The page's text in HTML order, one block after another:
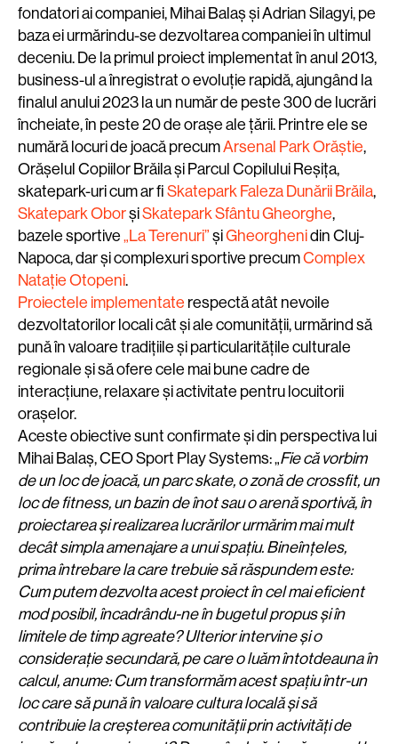
fondatori ai companiei, Mihai Balaș și Adrian Silagyi, pe
baza ei urmărindu-se dezvoltarea companiei în ultimul
deceniu. De la primul proiect implementat în anul 2013,
business-ul a înregistrat o evoluție rapidă, ajungând la
finalul anului 2023 la un număr de peste 300 de lucrări
încheiate, în peste 20 de orașe ale țării. Printre ele se
numără locuri de joacă precumArsenal Park Orăștie,
Orășelul Copiilor Brăila și Parcul Copilului Reșița,
skatepark-uri cum ar fi Skatepark Faleza Dunării Brăila,
Skatepark OborșiSkatepark Sfântu Gheorghe,
bazele sportive „La Terenuri” șiGheorghenidin Cluj-
Napoca, dar și complexuri sportive precumComplex
Natație Otopeni.
Proiectele implementate respectă atât nevoile
dezvoltatorilor locali cât și ale comunității, urmărind să
pună în valoare tradițiile și particularitățile culturale
regionale și să ofere cele mai bune cadre de
interacțiune, relaxare și activitate pentru locuitorii
orașelor.
Aceste obiective sunt confirmate și din perspectiva lui
Mihai Balaș, CEO Sport Play Systems: „Fie că vorbim
de un loc de joacă, un parc skate, o zonă de crossfit, un
loc de fitness, un bazin de înot sau o arenă sportivă, în
proiectarea și realizarea lucrărilor urmărim mai mult
decât simpla amenajare a unui spațiu. Bineînțeles,
prima întrebare la care trebuie să răspundem este:
Cum putem dezvolta acest proiect în cel mai eficient
mod posibil, încadrându-ne în bugetul propus și în
limitele de timp agreate? Ulterior intervine și o
considerație secundară, pe care o luăm întotdeauna în
calcul, anume: Cum transformăm acest spațiu într-un
loc care să pună în valoare cultura locală și să
contribuie la creșterea comunității prin activități de